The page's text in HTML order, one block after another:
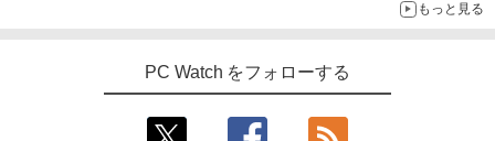
もっと見る
PC Watch をフォローする